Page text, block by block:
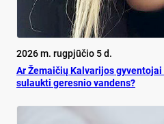
2026 m. rugpjūčio 5 d.
Ar Že­mai­čių Kal­va­ri­jos
su­lauk­ti ge­res­nio van­dens?